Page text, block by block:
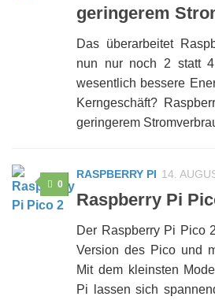
geringerem
Das überarbeitet
nun nur noch 2 statt
wesentlich bessere
Kerngeschäft?
geringerem
0
RASPBERRY PI 14.
Raspberry Pi
Der Raspberry Pi Pico
Version des Pico und
Mit dem kleinsten
Pi lassen sich